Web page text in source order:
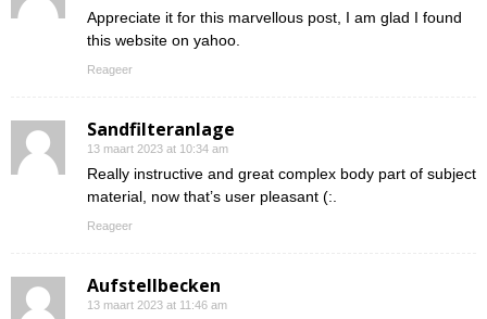
Appreciate it for this marvellous post, I am glad I found
this website on yahoo.
Reageer
Sandfilteranlage
13 maart 2023 at 10:34 am
Really instructive and great complex body part of subject
material, now that’s user pleasant (:.
Reageer
Aufstellbecken
13 maart 2023 at 11:46 am